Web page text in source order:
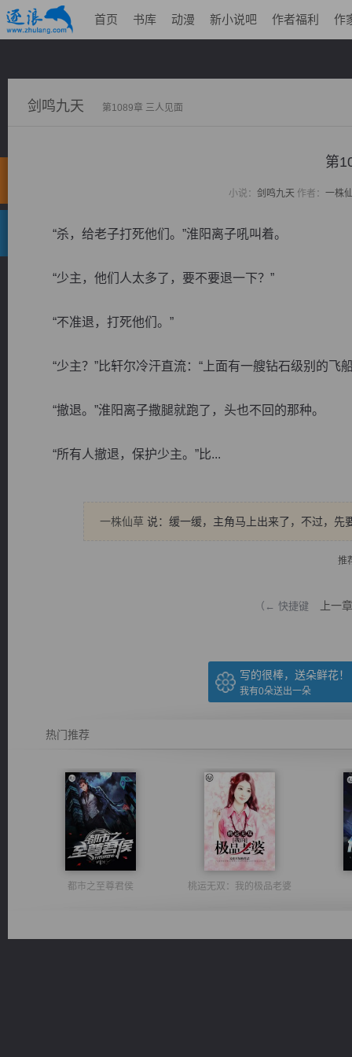
首页 书库 动漫 新小说吧 作者福利 作
剑鸣九天 第1089章 三人见面
第
小说： 剑鸣九天 作者： 一株
“杀，给老子打死他们。”淮阳离子吼叫着。
“少主，他们人太多了，要不要退一下？”
“不准退，打死他们。”
“少主？”比轩尔冷汗直流：“上面有一艘钻石级别的飞
“撤退。”淮阳离子撒腿就跑了，头也不回的那种。
“所有人撤退，保护少主。”比...
一株仙草 说：缓一缓，主角马上出来了，不过，先
推
（← 快捷键 上一章
写的很棒，送朵鲜花！
我有0朵送出一朵
热门推荐
都市之至尊君侯 桃运无双：我的极品老婆